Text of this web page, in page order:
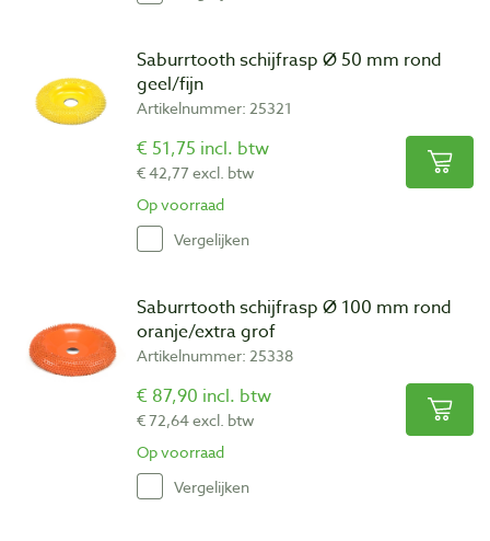
Saburrtooth schijfrasp Ø 50 mm rond
geel/fijn
Artikelnummer: 25321
€ 51,75 incl. btw
€ 42,77 excl. btw
Op voorraad
Vergelijken
Saburrtooth schijfrasp Ø 100 mm rond
oranje/extra grof
Artikelnummer: 25338
€ 87,90 incl. btw
€ 72,64 excl. btw
Op voorraad
Vergelijken